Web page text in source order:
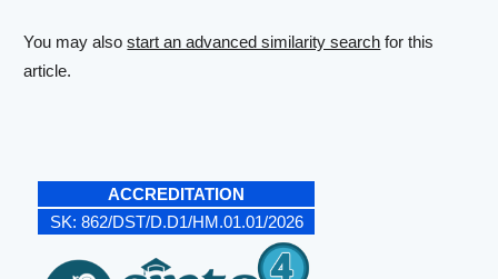
You may alsostart an advanced similarity search for this
article.
ACCREDITATION
SK: 862/DST/D.D1/HM.01.01/2026